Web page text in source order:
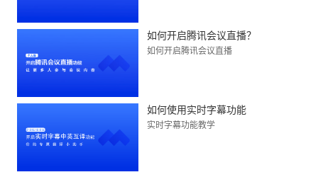
如何开启腾讯会议直播？
如何开启腾讯会议直播
如何使用实时字幕功能
实时字幕功能教学